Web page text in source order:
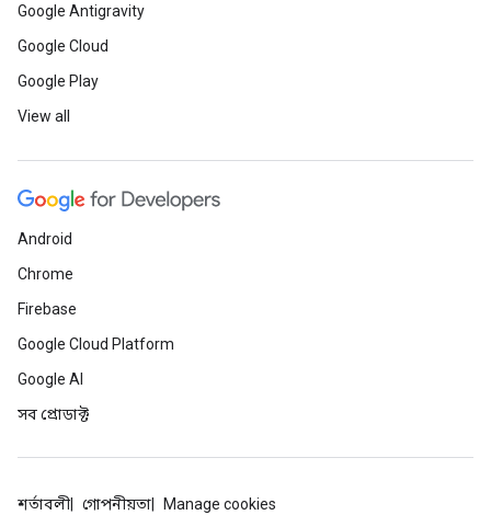
Google Antigravity
Google Cloud
Google Play
View all
Android
Chrome
Firebase
Google Cloud Platform
Google AI
সব প্রোডাক্ট
শর্তাবলী গোপনীয়তা Manage cookies